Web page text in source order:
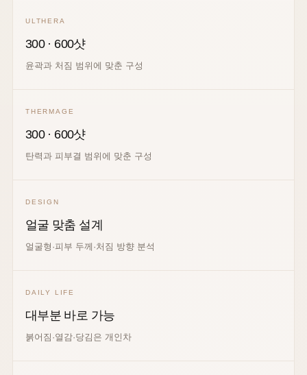
ULTHERA
300 · 600샷
윤곽과 처짐 범위에 맞춘 구성
THERMAGE
300 · 600샷
탄력과 피부결 범위에 맞춘 구성
DESIGN
얼굴 맞춤 설계
얼굴형·피부 두께·처짐 방향 분석
DAILY LIFE
대부분 바로 가능
붉어짐·열감·당김은 개인차